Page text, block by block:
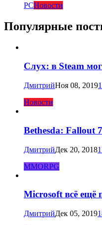
PCНовости
Популярные
Слух: в Steam
ДмитрийНоя 08, 2019
Новости
Bethesda: Fallout
ДмитрийДек 20, 2018
MMORPG
Microsoft всё ещё
ДмитрийДек 05, 2019